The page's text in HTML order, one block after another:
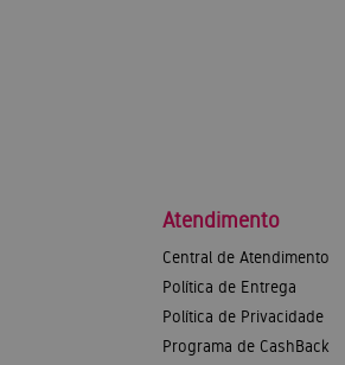
Atendimento
Central de Atendimento
Política de Entrega
Política de Privacidade
Programa de CashBack